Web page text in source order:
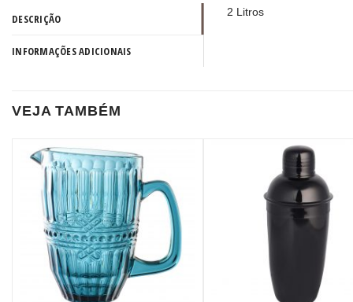
DESCRIÇÃO
INFORMAÇÕES ADICIONAIS
2 Litros
VEJA TAMBÉM